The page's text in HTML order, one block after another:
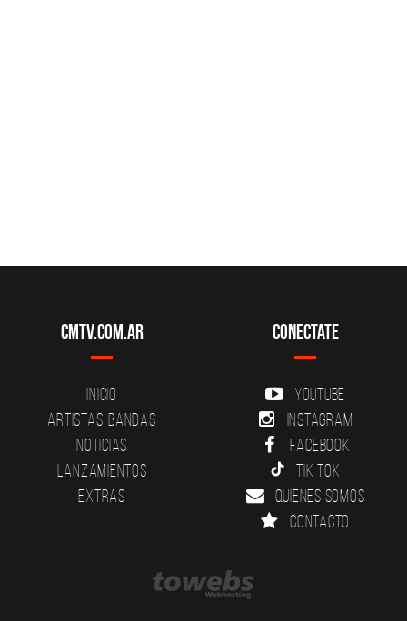
CMTV.com.ar
Inicio
Artistas-Bandas
Noticias
Lanzamientos
Extras
Conectate
YouTube
Instagram
Facebook
Tik Tok
Quienes somos
Contacto